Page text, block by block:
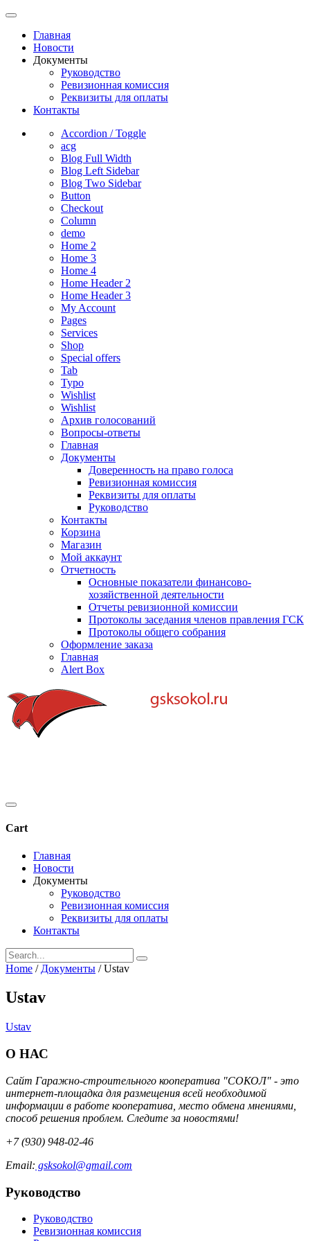
Главная
Новости
Документы
Руководство
Ревизионная комиссия
Реквизиты для оплаты
Контакты
Accordion / Toggle
acg
Blog Full Width
Blog Left Sidebar
Blog Two Sidebar
Button
Checkout
Column
demo
Home 2
Home 3
Home 4
Home Header 2
Home Header 3
My Account
Pages
Services
Shop
Special offers
Tab
Typo
Wishlist
Wishlist
Архив голосований
Вопросы-ответы
Главная
Документы
Доверенность на право голоса
Ревизионная комиссия
Реквизиты для оплаты
Руководство
Контакты
Корзина
Магазин
Мой аккаунт
Отчетность
Основные показатели финансово-
хозяйственной деятельности
Отчеты ревизионной комиссии
Протоколы заседания членов правления ГСК
Протоколы общего собрания
Оформление заказа
Главная
Alert Box
Cart
Главная
Новости
Документы
Руководство
Ревизионная комиссия
Реквизиты для оплаты
Контакты
Home / Документы / Ustav
Ustav
Ustav
О НАС
Сайт Гаражно-строительного кооператива "СОКОЛ" - это
интернет-площадка для размещения всей необходимой
информации в работе кооператива, место обмена мнениями,
способ решения проблем. Следите за новостями!
+7 (930) 948-02-46
Email: gsksokol@gmail.com
Руководство
Руководство
Ревизионная комиссия